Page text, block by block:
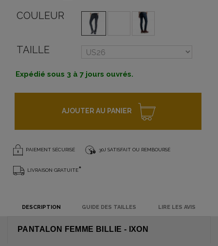
COULEUR
TAILLE
Expédié sous 3 à 7 jours ouvrés.
AJOUTER AU PANIER
PAIEMENT SÉCURISÉ 30J SATISFAIT OU REMBOURSÉ
LIVRAISON GRATUITE*
DESCRIPTION GUIDE DES TAILLES LIRE LES AVIS
PANTALON FEMME BILLIE - IXON